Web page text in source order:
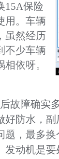
15A保险
用。车辆
虽然经历
不少车辆
依呀。
故障确实
好防水，
题，最多
发动机是